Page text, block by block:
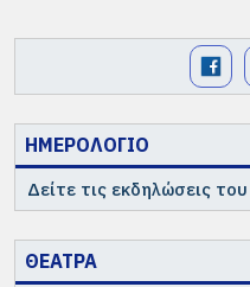
ΗΜΕΡΟΛΟΓΙΟ
Δείτε τις εκδηλώσεις
ΘΕΑΤΡΑ